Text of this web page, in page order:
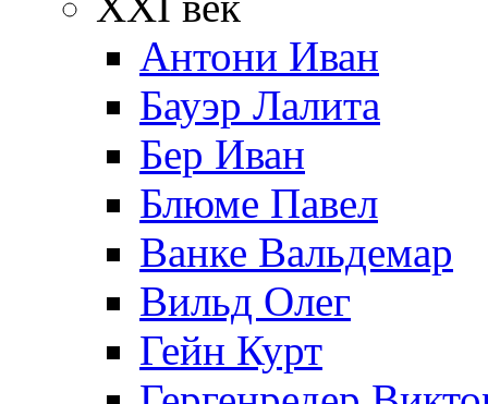
Антони Иван
Бауэр Лалита
Бер Иван
Блюме Павел
Ванке Вальдемар
Вильд Олег
Гейн Курт